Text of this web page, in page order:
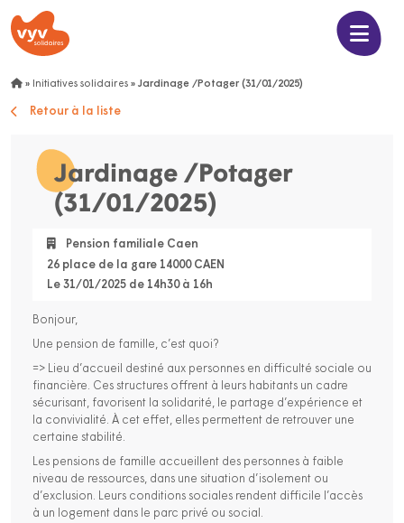
» Initiatives solidaires » Jardinage /Potager (31/01/2025)
Retour à la liste
Jardinage /Potager
(31/01/2025)
Pension familiale Caen
26 place de la gare 14000 CAEN
Le 31/01/2025 de 14h30 à 16h
Bonjour,
Une pension de famille, c’est quoi?
=> Lieu d’accueil destiné aux personnes en difficulté sociale ou
financière. Ces structures offrent à leurs habitants un cadre
sécurisant, favorisent la solidarité, le partage d’expérience et
la convivialité. À cet effet, elles permettent de retrouver une
certaine stabilité.
Les pensions de famille accueillent des personnes à faible
niveau de ressources, dans une situation d’isolement ou
d’exclusion. Leurs conditions sociales rendent difficile l’accès
à un logement dans le parc privé ou social.